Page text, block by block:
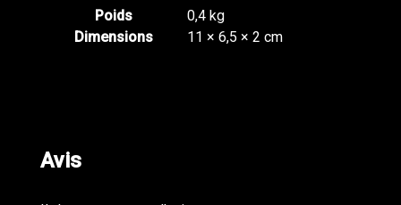
Poids
0,4 kg
Dimensions
11 × 6,5 × 2 cm
Avis